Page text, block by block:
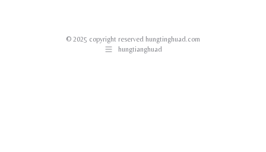
© 2025 copyright reserved hungtinghuad.com
hungtianghuad